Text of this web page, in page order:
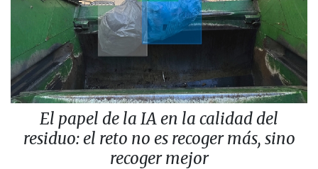
El papel de la IA en la calidad del
residuo: el reto no es recoger más, sino
recoger mejor